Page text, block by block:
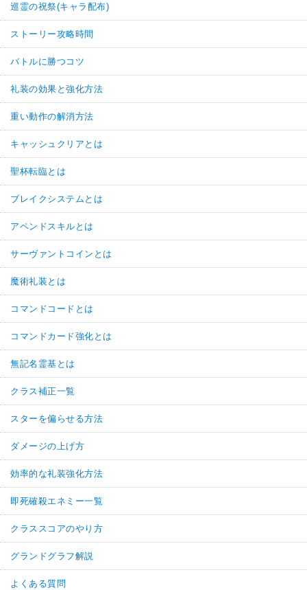
巡霊の祝祭(キャラ配布)
ストーリー攻略時間
バトルに勝つコツ
礼装の効果と強化方法
重い動作の解消方法
キャッシュクリアとは
聖杯転臨とは
ブレイクシステムとは
アペンドスキルとは
サーヴァントコインとは
魔術礼装とは
コマンドコードとは
コマンドカード強化とは
無記名霊基とは
クラス補正一覧
スターを偏らせる方法
ダメージの上げ方
効率的な礼装強化方法
即死確殺エネミー一覧
クラススコアのやり方
グランドグラフ解説
よくある質問